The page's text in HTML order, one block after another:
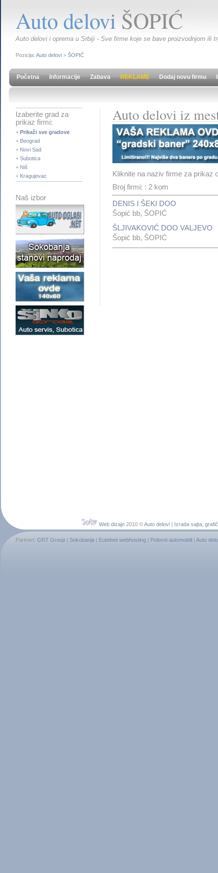
Auto delovi ŠOPIĆ
Auto delovi i oprema u Srbiji - Sve firme koje se bave proizvodnjom ili
Pozicija: Auto delovi > ŠOPIĆ
Početna Informacije Zabava REKLAME Dodaj novu firmu
Izaberite grad za
prikaz firmi:
+ Prikaži sve gradove
+ Beograd
+ Novi Sad
+ Subotica
+ Niš
+ Kragujevac
Naš izbor
Auto delovi iz
Kliknite na naziv firme za prikaz
Broj firmi: : 2 kom
DENIS I ŠEKI DOO
Šopić bb, ŠOPIĆ
ŠLJIVAKOVIĆ DOO VALJEVO
Šopić bb, ŠOPIĆ
Web dizajn 2010 ©Auto delovi | Izrada sajta
Partneri: GRT Group | Sokobanja | Eutelnet webhosting | Polovni automobili | Auto